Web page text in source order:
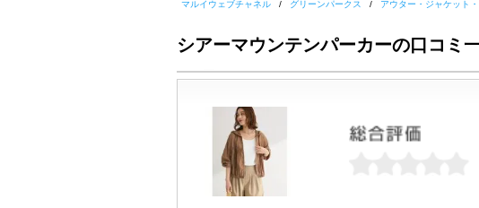
マルイウェブチャネル / グリーンパークス / アウター・ジャケット
シアーマウンテンパーカーの口コミ